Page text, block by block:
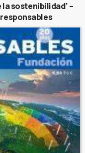
sostenibilidad’ –